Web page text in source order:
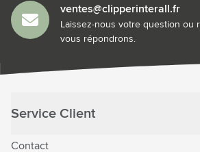
ventes@clipperinterall.fr
Laissez-nous votre question ou
vous répondrons.
Service Client
Contact